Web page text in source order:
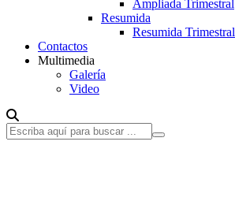
Ampliada Trimestral
Resumida
Resumida Trimestral
Contactos
Multimedia
Galería
Video